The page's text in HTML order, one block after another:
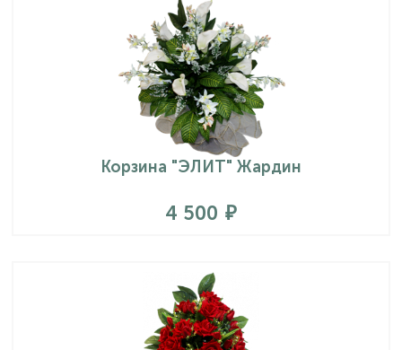
Корзина "ЭЛИТ" Жардин
4 500